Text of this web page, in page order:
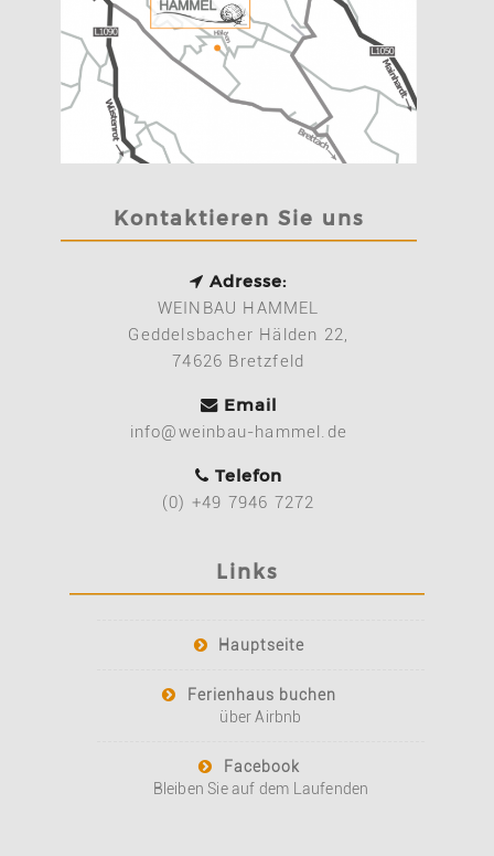
Kontaktieren Sie uns
Adresse:
WEINBAU HAMMEL
Geddelsbacher Hälden 22,
74626 Bretzfeld
Email
info@weinbau-hammel.de
Telefon
(0) +49 7946 7272
Links
Hauptseite
Ferienhaus buchen
über Airbnb
Facebook
Bleiben Sie auf dem Laufenden